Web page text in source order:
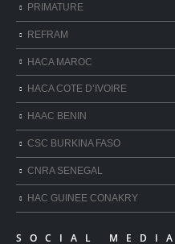
PRIMATURE
REFRAM
HACA MAROC
HACA COTE D’IVOIRE
HAAC BENIN
CSC BURKINA FASO
CNRA SENEGAL
HAC GUINEE CONAKRY
SOCIAL MEDIA